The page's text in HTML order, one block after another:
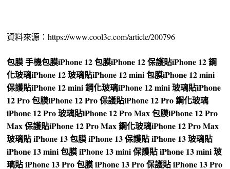
資料來源：https://www.cool3c.com/article/200796
包膜手機包膜iPhone 12 包膜iPhone 12 保護貼iPhone 12 鋼
化玻璃iPhone 12 玻璃貼iPhone 12 mini 包膜iPhone 12 mini
保護貼iPhone 12 mini 鋼化玻璃iPhone 12 mini 玻璃貼iPhone
12 Pro 包膜iPhone 12 Pro 保護貼iPhone 12 Pro 鋼化玻璃
iPhone 12 Pro 玻璃貼iPhone 12 Pro Max 包膜iPhone 12 Pro
Max 保護貼iPhone 12 Pro Max 鋼化玻璃iPhone 12 Pro Max
玻璃貼iPhone 13 包膜iPhone 13 保護貼iPhone 13 玻璃貼
iPhone 13 mini 包膜iPhone 13 mini 保護貼iPhone 13 mini 玻
璃貼iPhone 13 Pro 包膜iPhone 13 Pro 保護貼iPhone 13 Pro